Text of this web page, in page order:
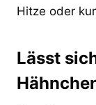
Hitze oder
Lässt